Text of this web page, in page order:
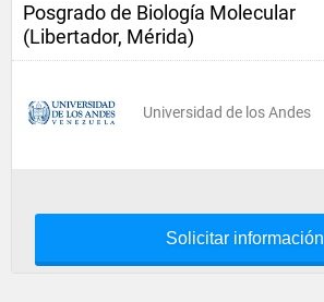
Posgrado de Biología Molecular
(Libertador, Mérida)
Universidad de los Andes
Solicitar información